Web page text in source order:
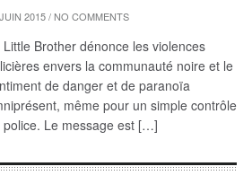
2015/ NO COMMENTS
Little Brother dénonce les violences
envers la communauté noire et le
de danger et de paranoïa
même pour un simple contrôle
police. Le message est […]